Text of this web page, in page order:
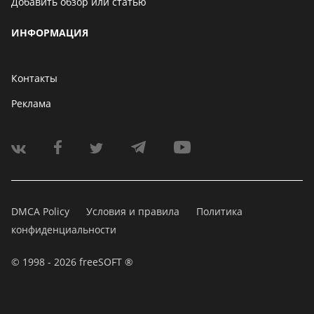
ИНФОРМАЦИЯ
Контакты
Реклама
DMCA Policy Условия и правила
Политика
конфиденциальности
© 1998 - 2026 freeSOFT ®